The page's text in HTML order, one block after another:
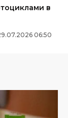
в
.07.2026 06:50